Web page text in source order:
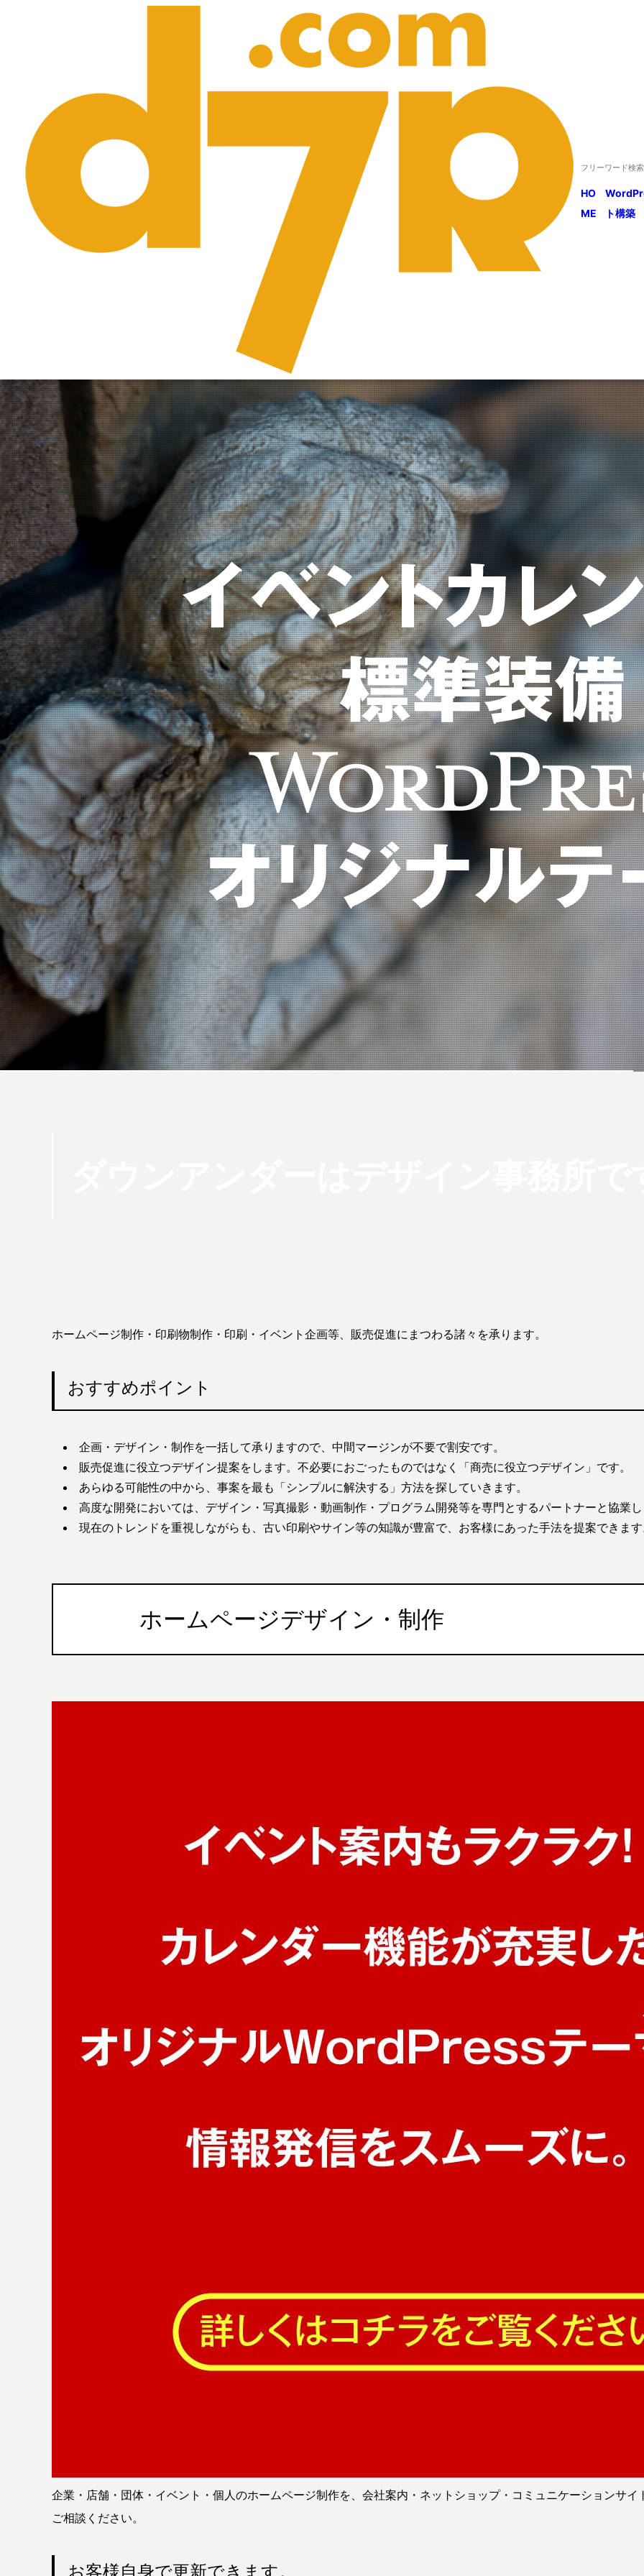
HO
ME
ト構築
ホームページ制作・印刷物制作・印刷・イベント企画等、販売促進にまつわる諸々を承ります。
おすすめポイント
企画・デザイン・制作を一括して承りますので、中間マージンが不要で割安です。
販売促進に役立つデザイン提案をします。不必要におごったものではなく「商売に役立つデザイン」です。
あらゆる可能性の中から、事案を最も「シンプルに解決する」方法を探していきます。
高度な開発においては、デザイン・写真撮影・動画制作・プログラム開発等を専門とするパートナーと協業
現在のトレンドを重視しながらも、古い印刷やサイン等の知識が豊富で、お客様にあった手法を提案できま
ホームページデザイン・制作
企業・店舗・団体・イベント・個人のホームページ制作を、会社案内・ネットショップ・コミュニケーションサ
ご相談ください。
お客様自身で更新できます。